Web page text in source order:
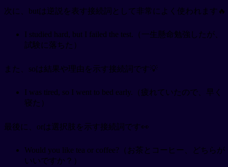
次に、butは逆説を表す接続詞として非常によく使われます🔥
I studied hard, but I failed the test.（一生懸命勉強したが、
試験に落ちた）
また、soは結果や理由を示す接続詞です💡
I was tired, so I went to bed early.（疲れていたので、早く
寝た）
最後に、orは選択肢を示す接続詞です👀
Would you like tea or coffee?（お茶とコーヒー、どちらが
いいですか？）